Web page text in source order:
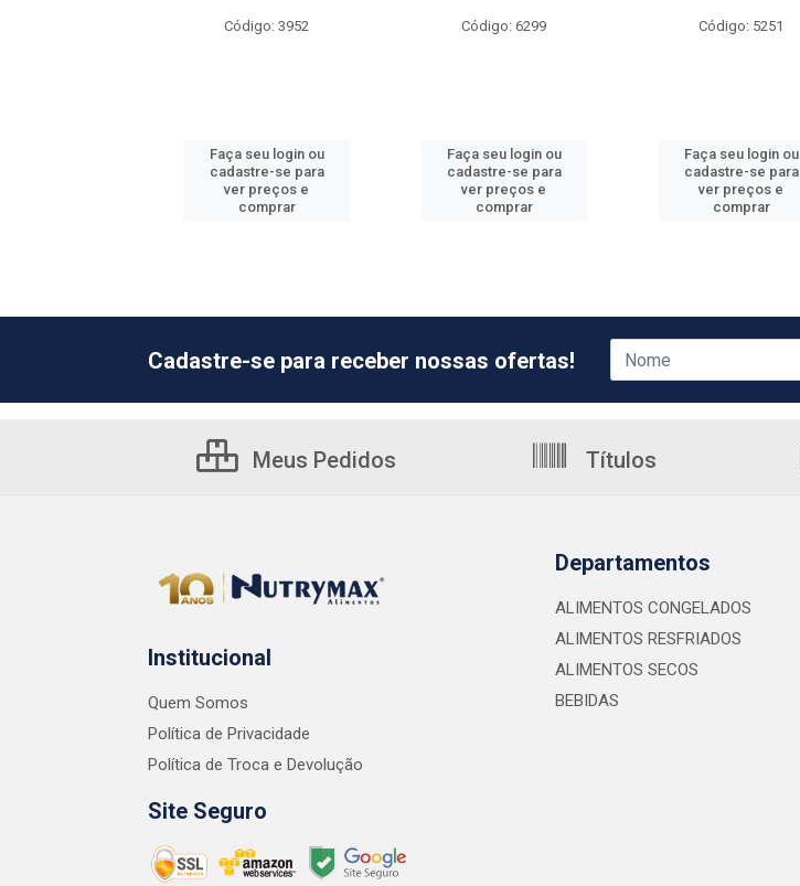
Código: 3952
Faça seu login ou
cadastre-se para
ver preços e
comprar
Código: 6299
Faça seu login ou
cadastre-se para
ver preços e
comprar
Código: 5251
Faça seu login ou
cadastre-se para
ver preços e
comprar
Cadastre-se para receber nossas ofertas!
Meus Pedidos Títulos
Institucional
Quem Somos
Política de Privacidade
Política de Troca e Devolução
Site Seguro
Departamentos
ALIMENTOS CONGELADOS
ALIMENTOS RESFRIADOS
ALIMENTOS SECOS
BEBIDAS